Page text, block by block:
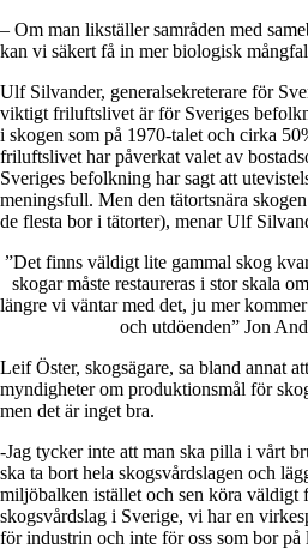
– Om man likställer samråden med
kan vi säkert få in mer biologisk
Ulf Silvander, generalsekreterare för
viktigt friluftslivet är för Sveriges
i skogen som på 1970-talet och cirka
friluftslivet har påverkat valet av
Sveriges befolkning har sagt att
meningsfull. Men den tätortsnära
de flesta bor i tätorter), menar Ulf
”Det finns väldigt lite gammal skog
skogar måste restaureras i stor skala
längre vi väntar med det, ju mer
och utdöenden” Jon
Leif Öster, skogsägare, sa bland annat
myndigheter om produktionsmål för
men det är inget bra.
-Jag tycker inte att man ska pilla i vårt
ska ta bort hela skogsvårdslagen och
miljöbalken istället och sen köra
skogsvårdslag i Sverige, vi har en
för industrin och inte för oss som bor på